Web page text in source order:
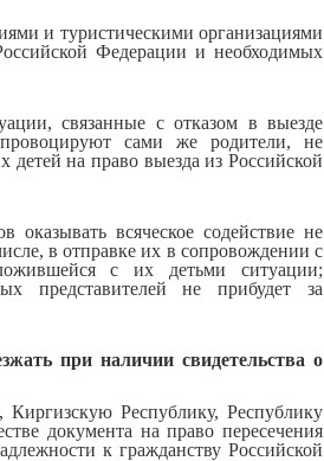
и туристическими организациями
Федерации и необходимых
связанные с отказом в выезде
сами же родители, не
на право выезда из Российской
всяческое содействие не
в отправке их в сопровождении с
с их детьми ситуации;
представителей не прибудет за
при наличии свидетельства о
Республику, Республику
документа на право пересечения
к гражданству Российской